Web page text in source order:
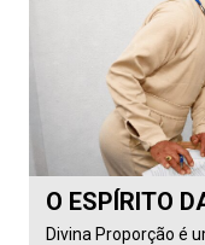
O ESPÍRITO
Divina Proporção é